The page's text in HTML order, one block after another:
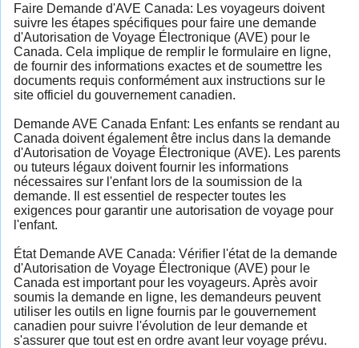
Faire Demande d'AVE Canada: Les voyageurs doivent
suivre les étapes spécifiques pour faire une demande
d'Autorisation de Voyage Électronique (AVE) pour le
Canada. Cela implique de remplir le formulaire en ligne,
de fournir des informations exactes et de soumettre les
documents requis conformément aux instructions sur le
site officiel du gouvernement canadien.
Demande AVE Canada Enfant: Les enfants se rendant au
Canada doivent également être inclus dans la demande
d'Autorisation de Voyage Électronique (AVE). Les parents
ou tuteurs légaux doivent fournir les informations
nécessaires sur l'enfant lors de la soumission de la
demande. Il est essentiel de respecter toutes les
exigences pour garantir une autorisation de voyage pour
l'enfant.
État Demande AVE Canada: Vérifier l'état de la demande
d'Autorisation de Voyage Électronique (AVE) pour le
Canada est important pour les voyageurs. Après avoir
soumis la demande en ligne, les demandeurs peuvent
utiliser les outils en ligne fournis par le gouvernement
canadien pour suivre l'évolution de leur demande et
s'assurer que tout est en ordre avant leur voyage prévu.